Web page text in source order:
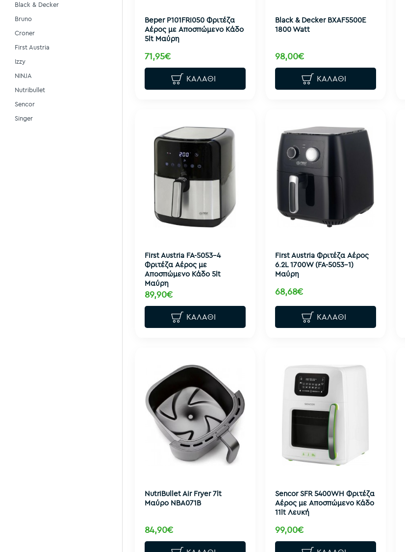
Black & Decker
Bruno
Croner
First Austria
Izzy
NINJA
Nutribullet
Sencor
Singer
Beper P101FRI050 Φριτέζα
Αέρος με Αποσπώμενο Κάδο
5lt Μαύρη
71,95€
ΚΑΛΆΘΙ
Black & Decker BXAF5500E
1800 Watt
98,00€
ΚΑΛΆΘΙ
First Austria FA-5053-4
Φριτέζα Αέρος με
Αποσπώμενο Κάδο 5lt
Μαύρη
89,90€
ΚΑΛΆΘΙ
First Austria Φριτέζα Αέρος
6.2L 1700W (FA-5053-1)
Μαύρη
68,68€
ΚΑΛΆΘΙ
NutriBullet Air Fryer 7lt
Μαύρο NBA071B
84,90€
Sencor SFR 5400WH Φριτέζα
Αέρος με Αποσπώμενο Κάδο
11lt Λευκή
99,00€